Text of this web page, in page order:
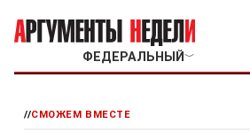
ФЕДЕРАЛЬНЫЙ ﹀
//СМОЖЕМ ВМЕСТЕ